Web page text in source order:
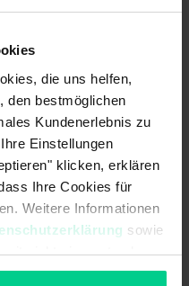
die uns helfen,
den bestmöglichen
Kundenerlebnis zu
Einstellungen
klicken, erklären
Ihre Cookies für
Weitere Informationen
sowie
nicht einverstanden
von Cookies hier